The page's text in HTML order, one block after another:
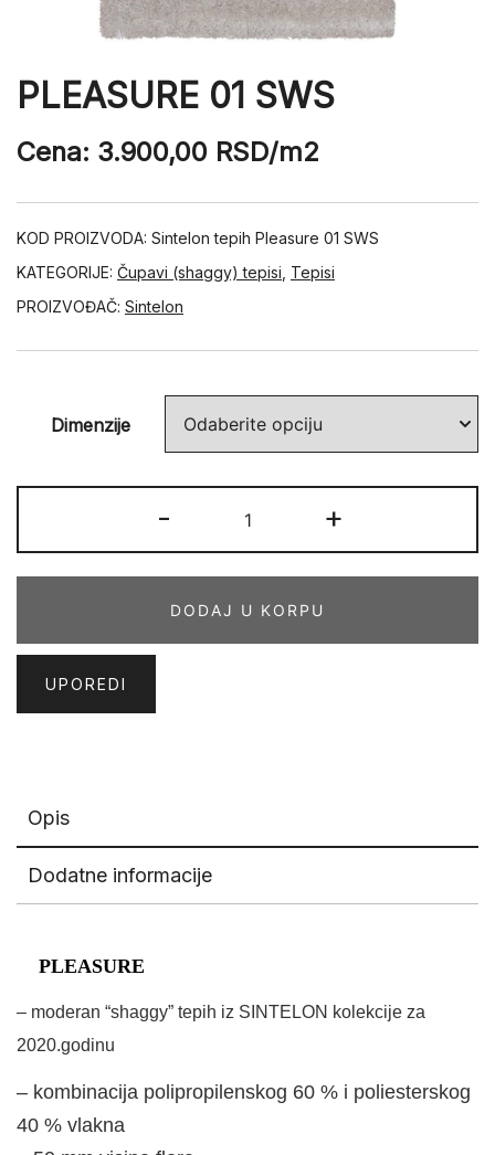
PLEASURE 01 SWS
Cena: 3.900,00 RSD/m2
KOD PROIZVODA: Sintelon tepih Pleasure 01 SWS
KATEGORIJE: Čupavi (shaggy) tepisi Tepisi
PROIZVOĐAČ: Sintelon
Dimenzije
-
01
SWS
+
DODAJ U KORPU
UPOREDI
Opis
Dodatne informacije
PLEASURE
– moderan “shaggy” tepih iz SINTELON kolekcije za
2020.godinu
– kombinacija polipropilenskog 60 % i poliesterskog
40 % vlakna